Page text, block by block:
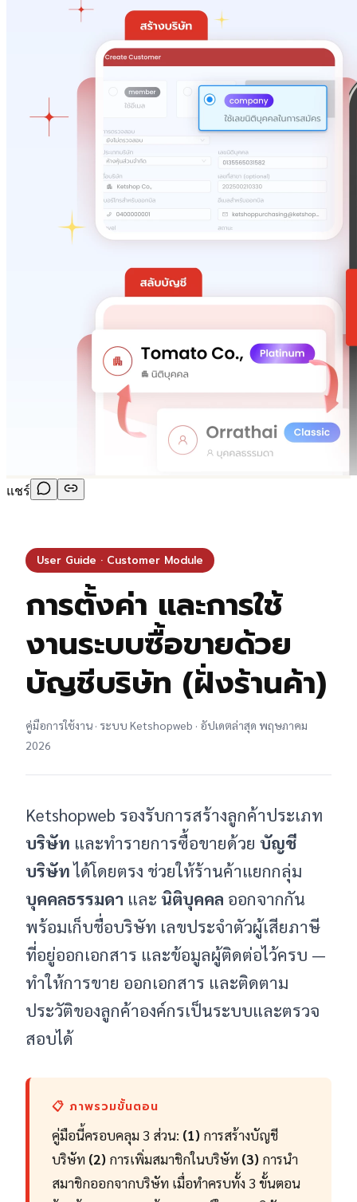
แชร์
User Guide · Customer Module
การตั้งค่า และการใช้
งานระบบซื้อขายด้วย
บัญชีบริษัท (ฝั่งร้านค้า)
คู่มือการใช้งาน · ระบบ Ketshopweb · อัปเดตล่าสุด พฤษภาคม
2026
Ketshopweb รองรับการสร้างลูกค้าประเภท
บริษัท และทำรายการซื้อขายด้วย บัญชี
บริษัทได้โดยตรง ช่วยให้ร้านค้าแยกกลุ่ม
บุคคลธรรมดา และ นิติบุคคล ออกจากกัน
พร้อมเก็บชื่อบริษัท เลขประจำตัวผู้เสียภาษี
ที่อยู่ออกเอกสาร และข้อมูลผู้ติดต่อไว้ครบ —
ทำให้การขาย ออกเอกสาร และติดตาม
ประวัติของลูกค้าองค์กรเป็นระบบและตรวจ
สอบได้
📋 ภาพรวมขั้นตอน
คู่มือนี้ครอบคลุม 3 ส่วน: (1) การสร้างบัญชี
บริษัท (2) การเพิ่มสมาชิกในบริษัท (3) การนำ
สมาชิกออกจากบริษัท เมื่อทำครบทั้ง 3 ขั้นตอน